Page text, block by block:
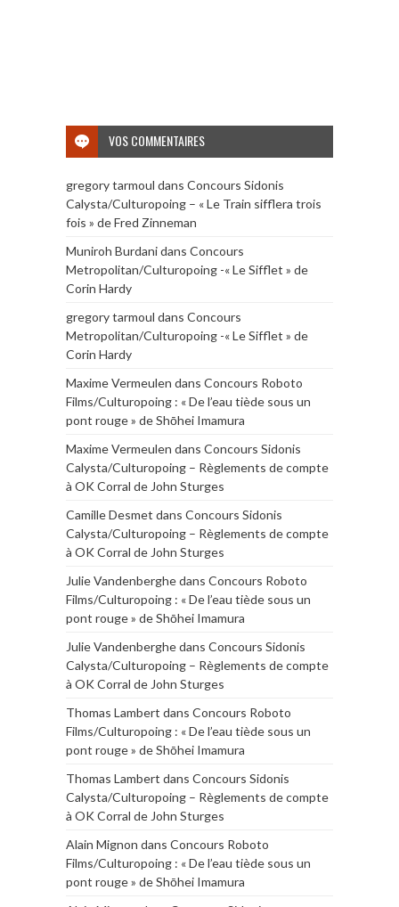
VOS COMMENTAIRES
gregory tarmoul dans Concours Sidonis
Calysta/Culturopoing – « Le Train sifflera trois
fois » de Fred Zinneman
Muniroh Burdanidans Concours
Metropolitan/Culturopoing -« Le Sifflet » de
Corin Hardy
gregory tarmoul dans Concours
Metropolitan/Culturopoing -« Le Sifflet » de
Corin Hardy
Maxime Vermeulen dans Concours Roboto
Films/Culturopoing : « De l’eau tiède sous un
pont rouge » de Shōhei Imamura
Maxime Vermeulen dans Concours Sidonis
Calysta/Culturopoing – Règlements de compte
à OK Corral de John Sturges
Camille Desmet dans Concours Sidonis
Calysta/Culturopoing – Règlements de compte
à OK Corral de John Sturges
Julie Vandenberghedans Concours Roboto
Films/Culturopoing : « De l’eau tiède sous un
pont rouge » de Shōhei Imamura
Julie Vandenberghedans Concours Sidonis
Calysta/Culturopoing – Règlements de compte
à OK Corral de John Sturges
Thomas Lambert dans Concours Roboto
Films/Culturopoing : « De l’eau tiède sous un
pont rouge » de Shōhei Imamura
Thomas Lambert dans Concours Sidonis
Calysta/Culturopoing – Règlements de compte
à OK Corral de John Sturges
Alain Mignon dans Concours Roboto
Films/Culturopoing : « De l’eau tiède sous un
pont rouge » de Shōhei Imamura